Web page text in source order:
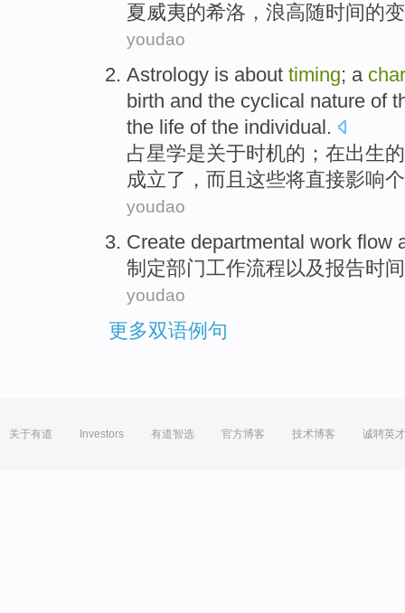
夏威夷的希洛 ，浪高随时间的
youdao
Astrology is about timing; a
birth and the cyclical nature of
the life ofthe individual.
占星学是关于时机的 ； 在出生的
成立了，而且 这些将直接影响
youdao
Create departmental work flow
制定部门工作流程以及报告时间
youdao
更多双语例句
关于有道 Investors 有道智选 官方博客 技术博客 诚聘英才